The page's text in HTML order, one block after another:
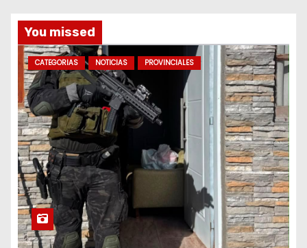
a
s
You missed
CATEGORIAS NOTICIAS PROVINCIALES